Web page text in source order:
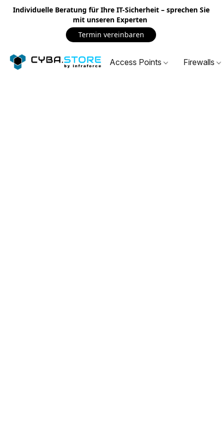
Individuelle Beratung für Ihre IT-Sicherheit – sprechen Sie
mit unseren Experten
Termin vereinbaren
Access Points Firewalls